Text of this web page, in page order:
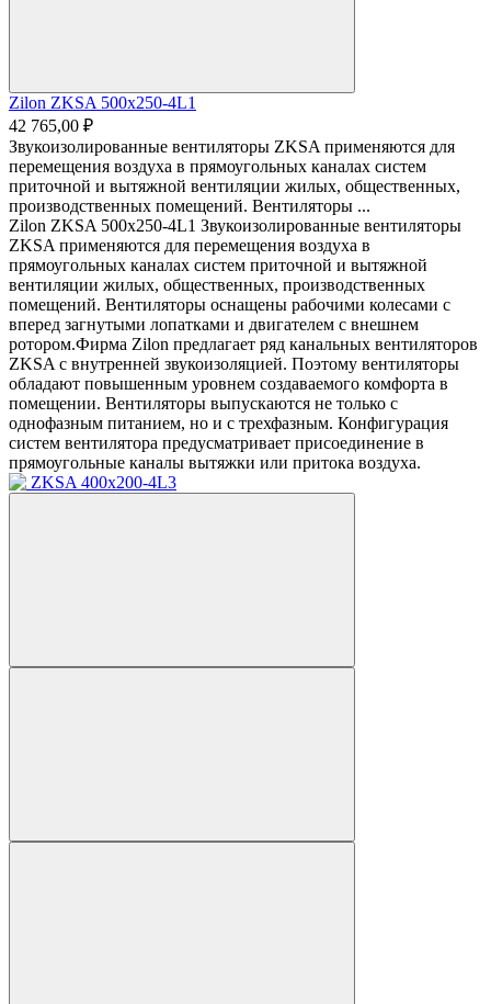
Zilon ZKSA 500х250-4L1
42 765,00 ₽
Звукоизолированные вентиляторы ZKSA применяются для
перемещения воздуха в прямоугольных каналах систем
приточной и вытяжной вентиляции жилых, общественных,
производственных помещений. Вентиляторы ...
Zilon ZKSA 500х250-4L1 Звукоизолированные вентиляторы
ZKSA применяются для перемещения воздуха в
прямоугольных каналах систем приточной и вытяжной
вентиляции жилых, общественных, производственных
помещений. Вентиляторы оснащены рабочими колесами с
вперед загнутыми лопатками и двигателем с внешнем
ротором.Фирма Zilon предлагает ряд канальных вентиляторов
ZKSA с внутренней звукоизоляцией. Поэтому вентиляторы
обладают повышенным уровнем создаваемого комфорта в
помещении. Вентиляторы выпускаются не только с
однофазным питанием, но и с трехфазным. Конфигурация
систем вентилятора предусматривает присоединение в
прямоугольные каналы вытяжки или притока воздуха.